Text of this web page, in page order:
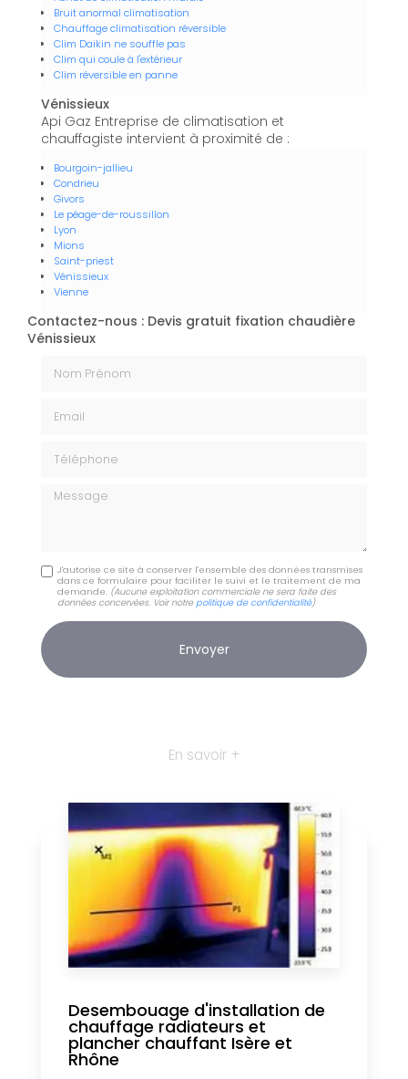
Bruit anormal climatisation
Chauffage climatisation réversible
Clim Daikin ne souffle pas
Clim qui coule à l'extérieur
Clim réversible en panne
Vénissieux
Api Gaz Entreprise de climatisation et
chauffagiste intervient à proximité de :
Bourgoin-jallieu
Condrieu
Givors
Le péage-de-roussillon
Lyon
Mions
Saint-priest
Vénissieux
Vienne
Contactez-nous : Devis gratuit fixation chaudière
Vénissieux
Message
J'autorise ce site à conserver l'ensemble des données transmises
dans ce formulaire pour faciliter le suivi et le traitement de ma
demande. (Aucune exploitation commerciale ne sera faite des
données concervées. Voir notrepolitique de confidentialité)
En savoir +
Desembouage d'installation de
chauffage radiateurs et
plancher chauffant Isère et
Rhône